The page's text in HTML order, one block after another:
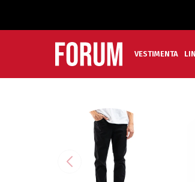
VESTIMENTA